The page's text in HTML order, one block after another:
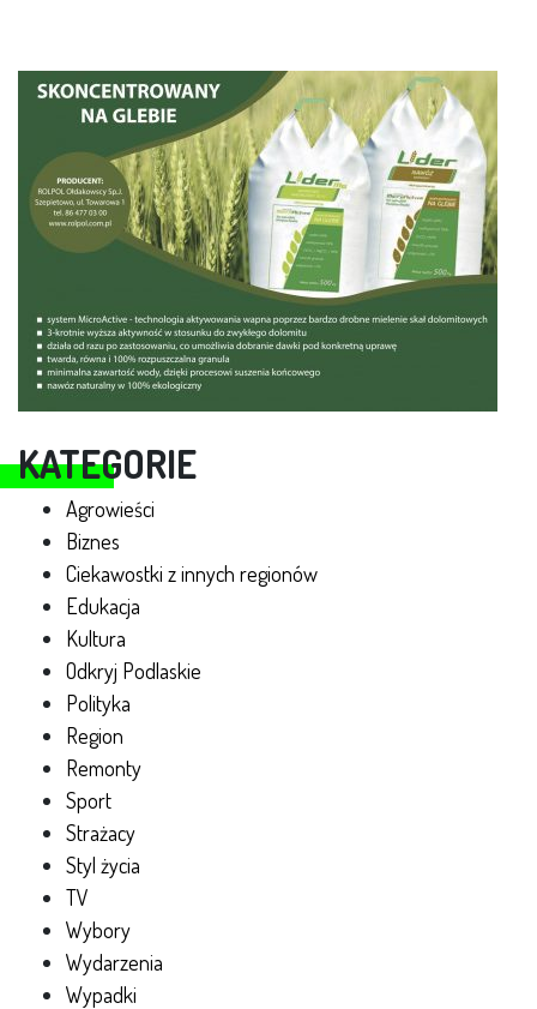
KATEGORIE
Agrowieści
Biznes
Ciekawostki z innych regionów
Edukacja
Kultura
Odkryj Podlaskie
Polityka
Region
Remonty
Sport
Strażacy
Styl życia
TV
Wybory
Wydarzenia
Wypadki